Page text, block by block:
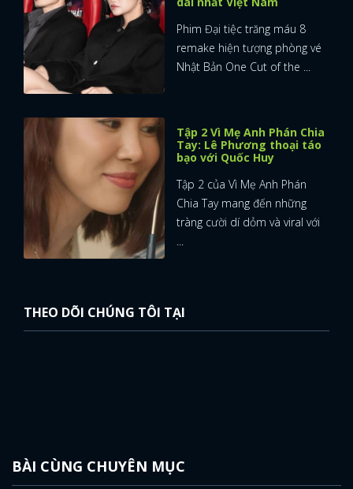
FACEBOOK GOOGLE
Phim Đại tiệc trăng máu 8
remake hiện tượng phòng vé
Nhật Bản One Cut of the ...
Tập 2 Vì Mẹ Anh Phán Chia
Tay: Lê Phương thoại táo
bạo với Quốc Huy
Tập 2 của Vì Mẹ Anh Phán
Chia Tay mang đến những
tràng cười dí dỏm và viral với
...
THEO DÕI CHÚNG TÔI TẠI
BÀI CÙNG CHUYÊN MỤC